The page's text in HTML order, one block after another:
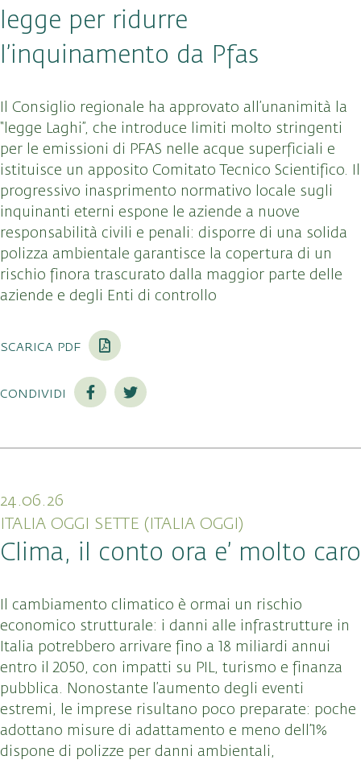
legge per ridurre
l’inquinamento da Pfas
Il Consiglio regionale ha approvato all’unanimità la
“legge Laghi”, che introduce limiti molto stringenti
per le emissioni di PFAS nelle acque superficiali e
istituisce un apposito Comitato Tecnico Scientifico. Il
progressivo inasprimento normativo locale sugli
inquinanti eterni espone le aziende a nuove
responsabilità civili e penali: disporre di una solida
polizza ambientale garantisce la copertura di un
rischio finora trascurato dalla maggior parte delle
aziende e degli Enti di controllo
scarica pdf
condividi
24.06.26
ITALIA OGGI SETTE (ITALIA OGGI)
Clima, il conto ora e’ molto caro
Il cambiamento climatico è ormai un rischio
economico strutturale: i danni alle infrastrutture in
Italia potrebbero arrivare fino a 18 miliardi annui
entro il 2050, con impatti su PIL, turismo e finanza
pubblica. Nonostante l’aumento degli eventi
estremi, le imprese risultano poco preparate: poche
adottano misure di adattamento e meno dell’1%
dispone di polizze per danni ambientali,